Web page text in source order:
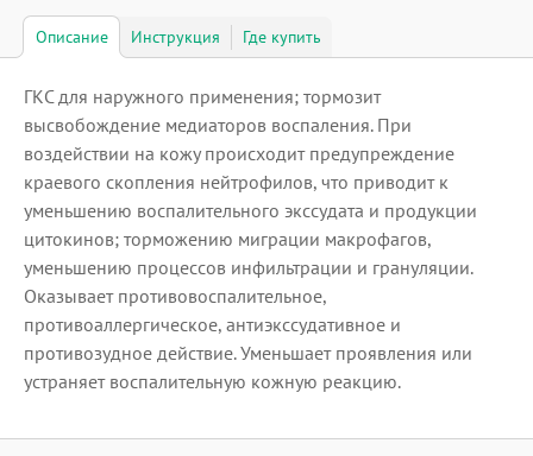
Описание Инструкция Где купить
ГКС для наружного применения; тормозит
высвобождение медиаторов воспаления. При
воздействии на кожу происходит предупреждение
краевого скопления нейтрофилов, что приводит к
уменьшению воспалительного экссудата и продукции
цитокинов; торможению миграции макрофагов,
уменьшению процессов инфильтрации и грануляции.
Оказывает противовоспалительное,
противоаллергическое, антиэкссудативное и
противозудное действие. Уменьшает проявления или
устраняет воспалительную кожную реакцию.